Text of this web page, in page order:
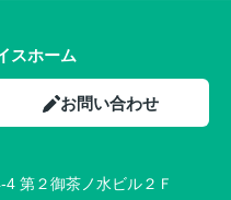
スホーム
お問い合わせ
第２御茶ノ水ビル２Ｆ